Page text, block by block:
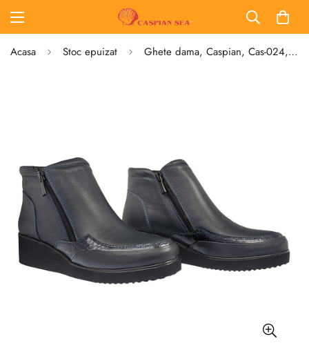
Acasa Stoc epuizat Ghete dama, Caspian, Cas-024, casual, piele naturala,bleumarin